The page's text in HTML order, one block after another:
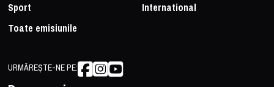
Sport
International
Toate emisiunile
URMĂREȘTE-NE PE: